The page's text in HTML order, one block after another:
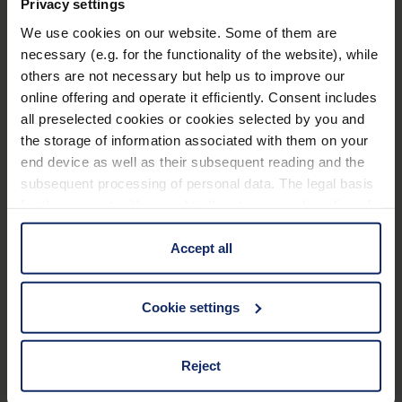
Privacy settings
We use cookies on our website. Some of them are
necessary (e.g. for the functionality of the website), while
others are not necessary but help us to improve our
online offering and operate it efficiently. Consent includes
all preselected cookies or cookies selected by you and
the storage of information associated with them on your
end device as well as their subsequent reading and the
subsequent processing of personal data. The legal basis
information is Art. 25 para. 1 TDDDG and with regard to
the processing of personal data Art. 6 para. 1 lit. a
GDPR. We also use cookies from third-party providers.
cases, the consent in these cases the transfer of data to
third countries, in particular to the U.S.A.
Accept all
Cookie settings
Reject
Se l’acuità visiva non è sufficiente nonostante una
correzione ottimale (visuscc), l’abbassamento del
visus può essere compensato con un ingrandimento
delle immagini nella retina. Il grado di ingrandimento
è definito dalla necessità di ingrandimento, calcolata
nel seguente modo:
necessario/visus
Ilvisus necessariodipende dalla specifica funzione
Funzione visiva